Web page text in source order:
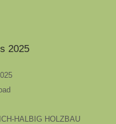
2025
HALBIG HOLZBAU